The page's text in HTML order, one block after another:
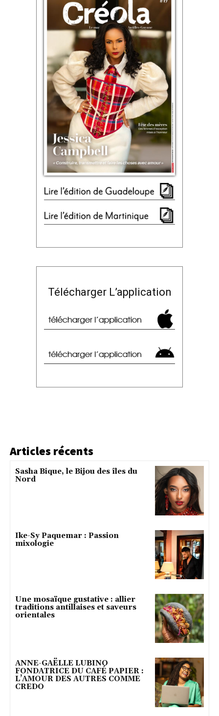
Télécharger L’application
Articles récents
Sasha Bique, le Bijou des îles du
Nord
Ike-Sy Paquemar : Passion
mixologie
Une mosaïque gustative : allier
traditions antillaises et saveurs
orientales
ANNE-GAËLLE LUBINO
FONDATRICE DU CAFÉ PAPIER :
L’AMOUR DES AUTRES COMME
CREDO